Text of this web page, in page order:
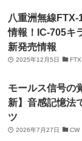
八重洲無線
情報！IC-705キ
新発売情報
2025年12月5日
モールス信号の
新】音感記憶法
ツ
2026年7月27日 CW